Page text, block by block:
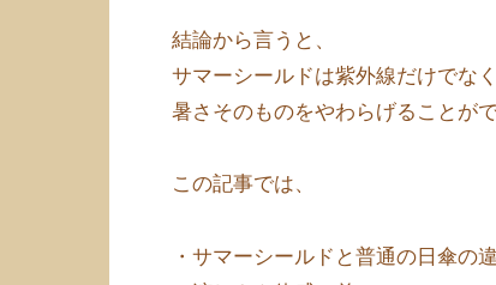
結論から言うと、
サマーシールドは紫外線だけでなく
暑さそのものをやわらげることがで
この記事では、
・サマーシールドと普通の日傘の